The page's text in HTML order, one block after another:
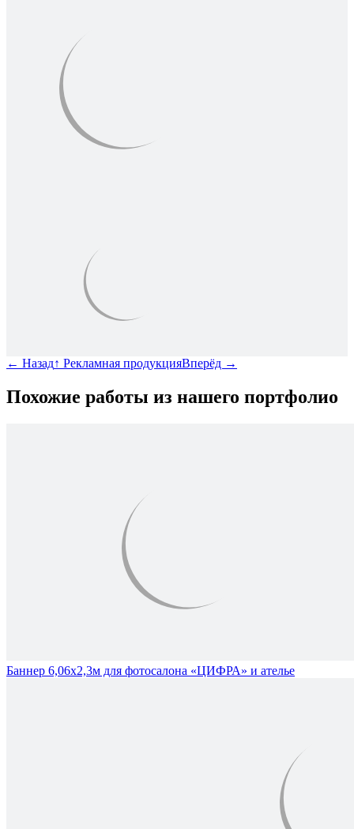
← Назад↑ Рекламная продукцияВперёд →
Похожие работы из нашего портфолио
Баннер 6,06х2,3м для фотосалона «ЦИФРА» и ателье